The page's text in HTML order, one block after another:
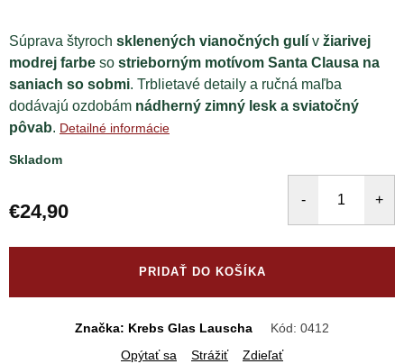
Súprava štyroch sklenených vianočných gulí v žiarivej
modrej farbe so strieborným motívom Santa Clausa na
saniach so sobmi. Trblietavé detaily a ručná maľba
dodávajú ozdobám nádherný zimný lesk a sviatočný
pôvab. Detailné informácie
Skladom
€24,90
PRIDAŤ DO KOŠÍKA
Značka: Krebs Glas Lauscha Kód: 0412
Opýtať sa
Strážiť Zdieľať